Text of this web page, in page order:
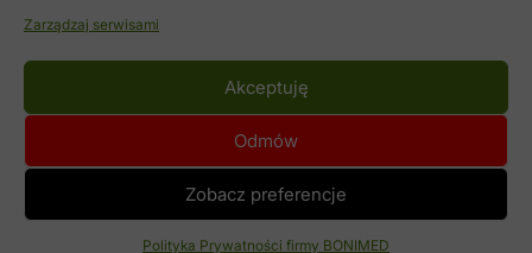
Zarządzaj serwisami
Akceptuję
Odmów
Zobacz preferencje
Polityka Prywatności firmy BONIMED